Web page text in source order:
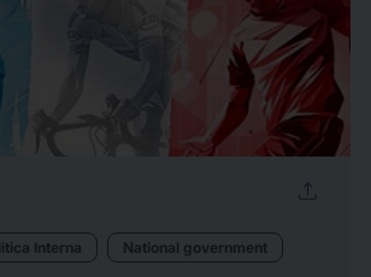
upload
Interna National government